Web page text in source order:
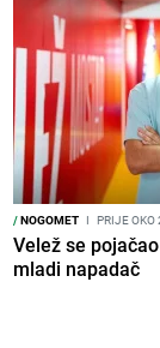
/NOGOMET I PRIJE OKO
Velež se
mladi napadač